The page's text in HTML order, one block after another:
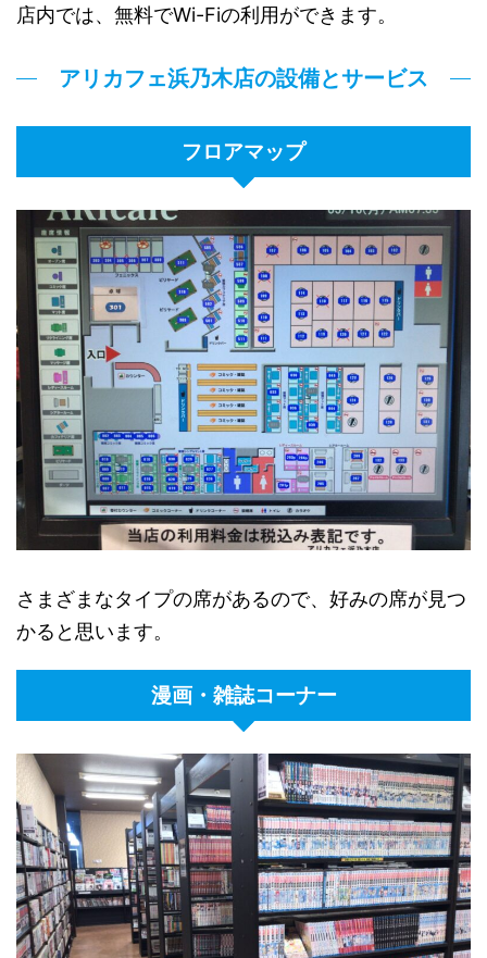
店内では、無料でWi-Fiの利用ができます。
アリカフェ浜乃木店の設備とサービス
フロアマップ
さまざまなタイプの席があるので、好みの席が見つ
かると思います。
漫画・雑誌コーナー